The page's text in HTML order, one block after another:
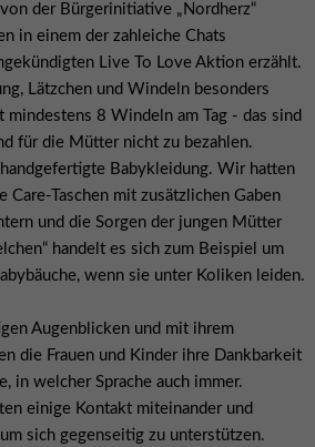
der Bürgerinitiative „Nordherz“
in einem der zahleiche Chats
Live To Love Aktion erzählt.
Lätzchen und Windeln besonders
8 Windeln am Tag - das sind
für die Mütter nicht zu bezahlen.
Babykleidung. Wir hatten
Care-Taschen mit zusätzlichen Gaben
und die Sorgen der jungen Mütter
handelt es sich zum Beispiel um
wenn sie unter Koliken leiden.
Augenblicken und mit ihrem
die Frauen und Kinder ihre Dankbarkeit
in welcher Sprache auch immer.
einige Kontakt miteinander und
sich gegenseitig zu unterstützen.